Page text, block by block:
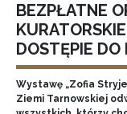
BEZPŁATNE
DOSTĘPIE DO
Wystawę „Zofia
Ziemi Tarnowskiej